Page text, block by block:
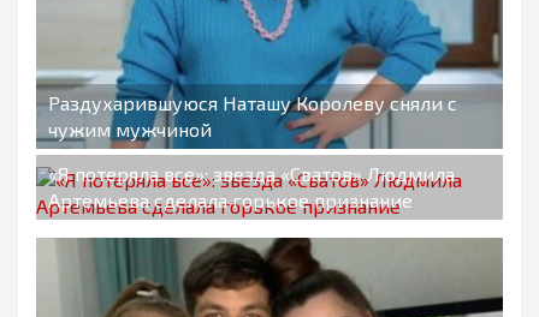
Раздухарившуюся Наташу Королеву сняли с
чужим мужчиной
«Я потеряла все»: звезда «Сватов» Людмила
Артемьева сделала горькое признание